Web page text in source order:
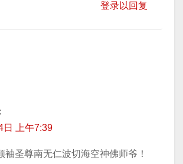
登录以回复
日 上午7:39
袖圣尊南无仁波切海空神佛师爷！